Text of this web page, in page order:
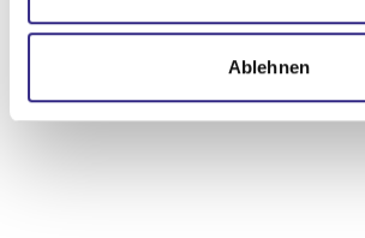
Ablehnen